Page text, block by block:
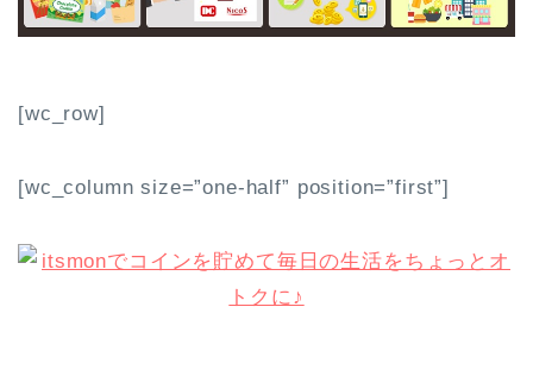
[wc_row]
[wc_column size=”one-half” position=”first”]